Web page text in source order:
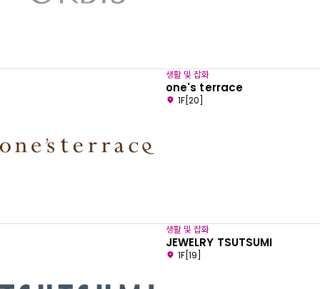
생활 및 잡화
one's terrace
1F[20]
생활 및 잡화
JEWELRY TSUTSUMI
1F[19]